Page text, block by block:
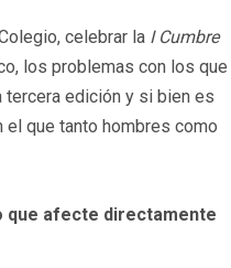
celebrar la I Cumbre
los problemas con los que
tercera edición y si bien es
el que tanto hombres como
que afecte directamente